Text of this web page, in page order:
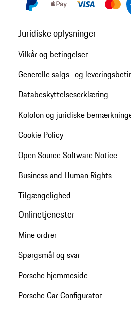
Juridiske oplysninger
Vilkår og betingelser
Generelle salgs- og
Databeskyttelseserklæring
Kolofon og juridiske
Cookie Policy
Open Source Software Notice
Business and Human Rights
Tilgængelighed
Onlinetjenester
Mine ordrer
Spørgsmål og svar
Porsche hjemmeside
Porsche Car Configurator